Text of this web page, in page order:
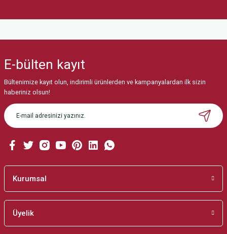
Bu ürüne benzer farklı alternatifler olmalı.
ZÜMRÜT TAŞLI ÜÇLÜ SET set8756
E-bülten kayıt
Bültenimize kayıt olun, indirimli ürünlerden ve kampanyalardan ilk sizin
haberiniz olsun!
Kurumsal
Üyelik